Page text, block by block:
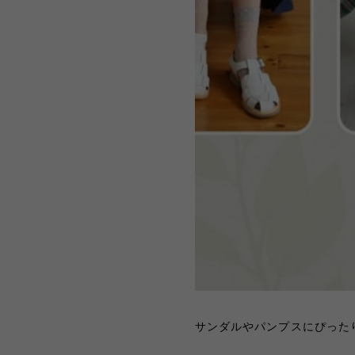
サンダルやパンプスにぴった